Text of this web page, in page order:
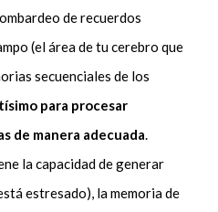
de recuerdos
(el área de tu cerebro que
secuenciales de los
para procesar
de manera adecuada.
la capacidad de generar
estresado), la memoria de